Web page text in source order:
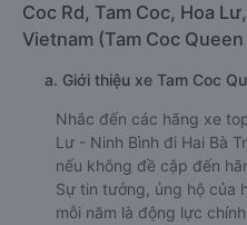
Coc Rd, Tam Coc, Hoa
Vietnam (Tam Coc
a. Giới thiệu xe Tam Coc
Nhắc đến các hãng xe
Lư - Ninh Bình đi Hai Bà
nếu không đề cập đến
Sự tin tưởng, ủng hộ của
mỗi năm là động lực